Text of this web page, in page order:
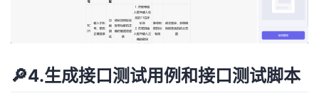
🔎4.生成接口测试用例和接口测试脚本